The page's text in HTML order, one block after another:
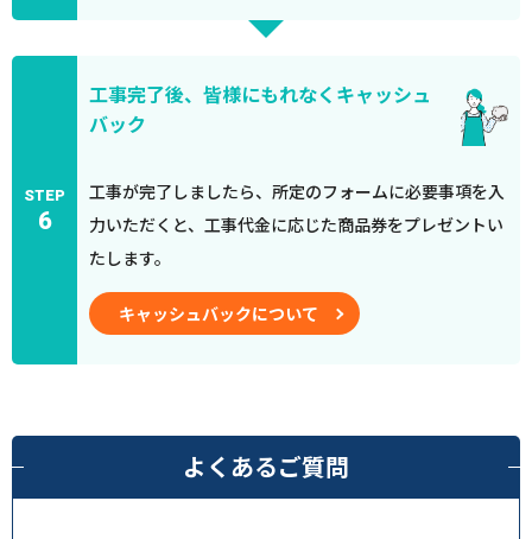
STEP
6
工事完了後、皆様にもれなくキャッシュ
バック
工事が完了しましたら、所定のフォームに必要事項を入
力いただくと、工事代金に応じた商品券をプレゼントい
たします。
キャッシュバックについて
よくあるご質問